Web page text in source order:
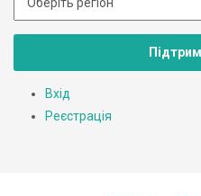
Вхід
Реєстрація